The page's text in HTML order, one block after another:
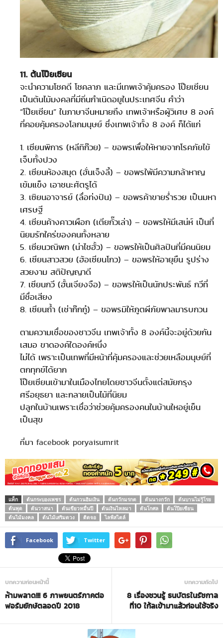
11. ต้นโป๊ยเซียน
จะนำความโชคดี โชคลาภ และมีเทพเจ้าคุ้มครอง โป๊ยเซียน
เป็นต้นไม้มงคลที่มีถิ่นกำเนิดอยูในประเทศจีน คำว่า
“โป๊ยเซียน” ในภาษาจีนหมายถึง เทพเจ้าหรือผู้วิเศษ 8 องค์
ที่คอยคุ้มครองโลกมนุษย์ ซึ่งเทพเจ้าทั้ง 8 องค์ ก็ได้แก่
1. เซียนพิการ (หลีทิก๊วย) – ขอพรเพื่อใหัหายจากโรคภัยไข้
เจ็บทั้งปวง
2. เซียนห้องสมุด (ฮั่นเจ็งลี้) – ขอพรใพ้มีความกล้าหาญ
เข้มแข็ง เอาชนะศัตรูได้
3. เซิยนอาจารย์ (ลื่อท่งปิน) – ขอพรค้าขายร่ำรวย เป็นมหา
เศรษฐี
4. เซียนค้างคาวเผือก (เตียกั๊วเล่า) – ขอพรให้มีเสน่ห์ เป็นที่
นิยมรักใคร่ของคนทั้งหลาย
5. เซียนวณิพก (น่าไชฮั้ว) – ขอพรให้เป็นศิลปินที่มีคนนิยม
6. เซียนสาวสวย (ฮ้อเซียนโกว) – ขอพรให้อายุยืน รูปร่าง
สวยงาม สติปัญญาดี
7. เซียนกวี (ฮั้นเจียงจือ) – ขอพรให้เป็นนักประพันธ์ กวีที่
มีชื่อเสียง
8. เซียนถ้ำ (เช่าก๊กกู๋) – ขอพรมิให้ภูตผีภัยพาลมารบกวน
ตามความเชื่อของชาวจีน เทพเจ้าทั้ง 8 องค์นี้จะอยู่ด้วยกัน
เสมอ ขาดองค์ใดองค์หนึ่ง
ไม่ได้ เพราะเป็นเทพที่มีหน้าที่คุ้มครองและช่วยเหลือมนุษย์ที่
ตกทุกข์ได้ยาก
โป๊ยเซียนเข้ามาในเมืองไทยโดยชาวจีนตั้งแต่สมัยกรุง
ศรีอยุธยา และกลายเป็นไม้ที่นิยม
ปลูกในบ้านเพราะเชื่อว่าช่วยคุ้มครองคนในบ้านใหอยู่เย็น
เป็นสุข
ที่มา facebook poryaisumrit
แท็ก ต้นกระบองเพชร ต้นกวนอิมเงิน ต้นกวักมรกต ต้นนางกวัก
ต้นบานไม่รู้โรย
ต้นพุด
ต้นวาสนา ต้นเขียวหมื่นปี ต้นเงินไหลมา ต้นโกศล
ต้นโป๊ยเซียน
ต้นไม้มงคล
ต้นไม้เสริมดวง ติดจอ ไลฟ์สไตล์
Facebook Twitter
บทความก่อนหน้านี้
ห้ามพลาด!!! 6 ภาพยนตร์ภาคต่อ
ฟอร์มยักษ์ตลอดปี 2018
บทความถัดไป
8 เรื่องชวนรู้ ธนบัตรในรัชกาล
ที่10 ใก้ลเข้ามาแล้วก่อนใช้จริง